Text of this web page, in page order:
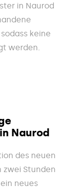
in Naurod
keine
werden.
Naurod
des neuen
zwei Stunden
neues